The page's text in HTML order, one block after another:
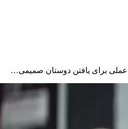
عملی برای یافتن دوستان صمیمی…